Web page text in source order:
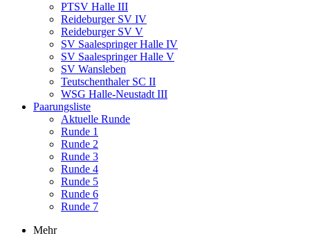
PTSV Halle III
Reideburger SV IV
Reideburger SV V
SV Saalespringer Halle IV
SV Saalespringer Halle V
SV Wansleben
Teutschenthaler SC II
WSG Halle-Neustadt III
Paarungsliste
Aktuelle Runde
Runde 1
Runde 2
Runde 3
Runde 4
Runde 5
Runde 6
Runde 7
Mehr